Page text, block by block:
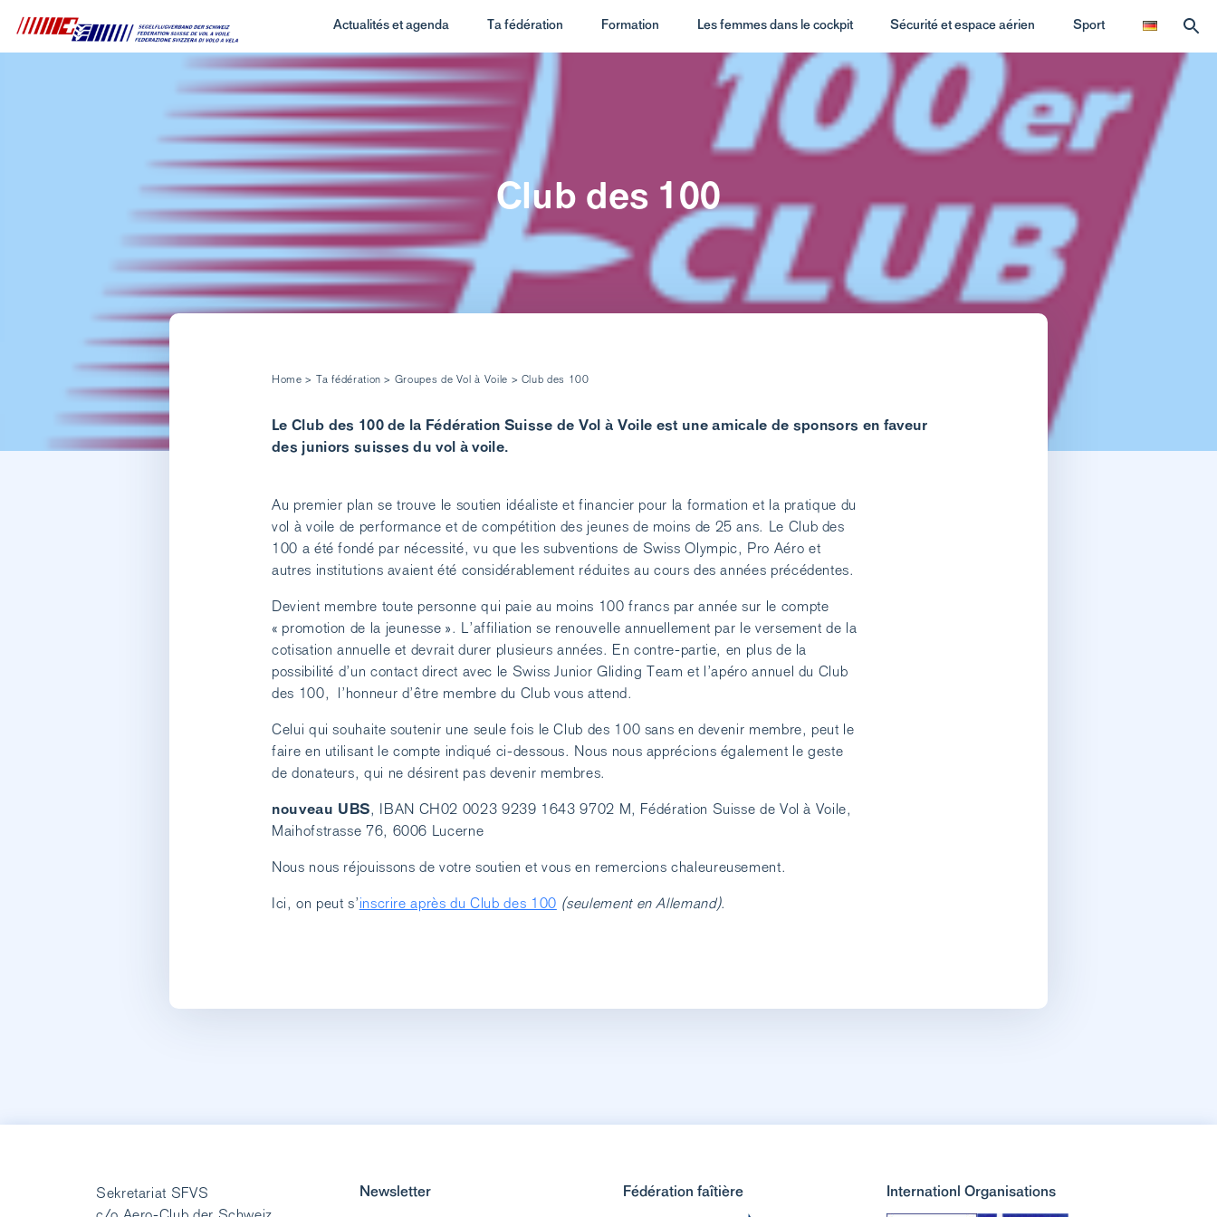
Actualités et agenda Ta fédération Formation Les femmes dans le cockpit Sécurité et espace aérien Sport
Club des 100
Home > Ta fédération > Groupes de Vol à Voile > Club des 100
Le Club des 100 de la Fédération Suisse de Vol à Voile est une amicale de sponsors en faveur
des juniors suisses du vol à voile.
Au premier plan se trouve le soutien idéaliste et financier pour la formation et la pratique du
vol à voile de performance et de compétition des jeunes de moins de 25 ans. Le Club des
100 a été fondé par nécessité, vu que les subventions de Swiss Olympic, Pro Aéro et
autres institutions avaient été considérablement réduites au cours des années précédentes.
Devient membre toute personne qui paie au moins 100 francs par année sur le compte
« promotion de la jeunesse ». L’affiliation se renouvelle annuellement par le versement de la
cotisation annuelle et devrait durer plusieurs années. En contre-partie, en plus de la
possibilité d’un contact direct avec le Swiss Junior Gliding Team et l’apéro annuel du Club
des 100, l’honneur d’être membre du Club vous attend.
Celui qui souhaite soutenir une seule fois le Club des 100 sans en devenir membre, peut le
faire en utilisant le compte indiqué ci-dessous. Nous nous apprécions également le geste
de donateurs, qui ne désirent pas devenir membres.
nouveau UBS, IBAN CH02 0023 9239 1643 9702 M, Fédération Suisse de Vol à Voile,
Maihofstrasse 76, 6006 Lucerne
Nous nous réjouissons de votre soutien et vous en remercions chaleureusement.
Ici, on peut s’inscrire après du Club des 100 (seulement en Allemand).
Sekretariat SFVS
Newsletter Fédération faîtière Internationl Organisations